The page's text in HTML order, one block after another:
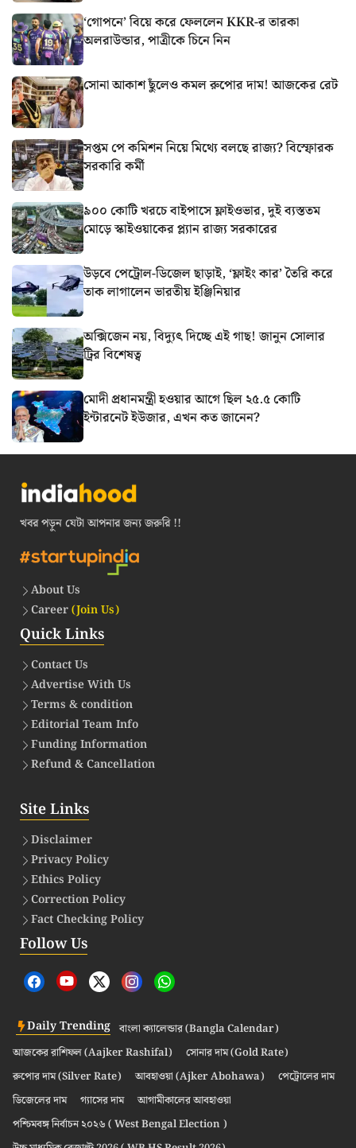
‘গোপনে’ বিয়ে করে ফেললেন KKR-র তারকা
অলরাউন্ডার, পাত্রীকে চিনে নিন
সোনা আকাশ ছুঁলেও কমল রুপোর দাম! আজকের রেট
সপ্তম পে কমিশন নিয়ে মিথ্যে বলছে রাজ্য? বিস্ফোরক
সরকারি কর্মী
৯০০ কোটি খরচে বাইপাসে ফ্লাইওভার, দুই ব্যস্ততম
মোড়ে স্কাইওয়াকের প্ল্যান রাজ্য সরকারের
উড়বে পেট্রোল-ডিজেল ছাড়াই, ‘ফ্লাইং কার’ তৈরি করে
তাক লাগালেন ভারতীয় ইঞ্জিনিয়ার
অক্সিজেন নয়, বিদ্যুৎ দিচ্ছে এই গাছ! জানুন সোলার
ট্রির বিশেষত্ব
মোদী প্রধানমন্ত্রী হওয়ার আগে ছিল ২৫.৫ কোটি
ইন্টারনেট ইউজার, এখন কত জানেন?
খবর পড়ুন যেটা আপনার জন্য জরুরি !!
About Us
Career(Join Us)
Quick Links
Contact Us
Advertise With Us
Terms & condition
Editorial Team Info
Funding Information
Refund & Cancellation
Site Links
Disclaimer
Privacy Policy
Ethics Policy
Correction Policy
Fact Checking Policy
Follow Us
Daily Trending বাংলা ক্যালেন্ডার (Bangla Calendar)
আজকের রাশিফল (Aajker Rashifal)
সোনার দাম (Gold Rate)
রুপোর দাম (Silver Rate)
আবহাওয়া (Ajker Abohawa)
পেট্রোলের দাম
ডিজেলের দাম
গ্যাসের দাম
আগামীকালের আবহাওয়া
পশ্চিমবঙ্গ নির্বাচন ২০২৬ ( West Bengal Election )